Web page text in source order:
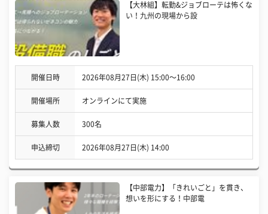
【大林組】転勤&ジョブローテは怖くな
い！九州の現場から設
開催日時 2026年08月27日(木) 15:00〜16:00
開催場所 オンラインにて実施
募集人数 300名
申込締切 2026年08月27日(木) 14:00
【中部電力】「きれいごと」を貫き、
想いを形にする！中部電